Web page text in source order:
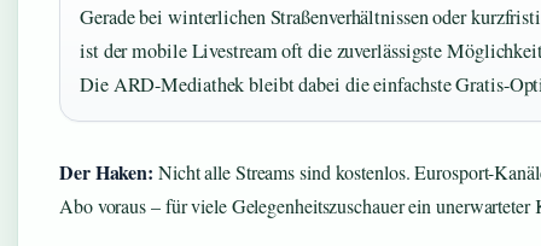
Gerade bei winterlichen Straßenverhältnissen oder
ist der mobile Livestream oft die zuverlässigste
Die ARD-Mediathek bleibt dabei die einfachste Gratis-
Der Haken: Nicht alle Streams sind kostenlos. Eurosport-
Abo voraus – für viele Gelegenheitszuschauer ein unerwarteter